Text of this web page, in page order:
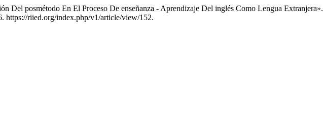
Del posmétodo En El Proceso De enseñanza - Aprendizaje Del inglés Como Lengua Extranjera».
https://riied.org/index.php/v1/article/view/152.